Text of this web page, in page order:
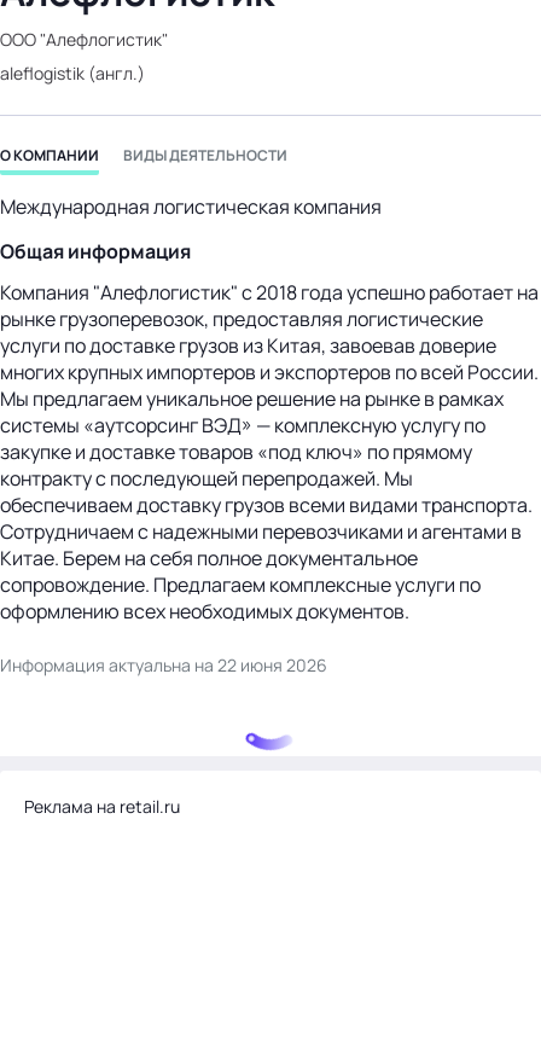
бизнес-центр
ООО "Алефлогистик"
aleflogistik (англ.)
О КОМПАНИИ ВИДЫ ДЕЯТЕЛЬНОСТИ
Международная логистическая компания
Общая информация
Компания "Алефлогистик" с 2018 года успешно работает на
рынке грузоперевозок, предоставляя логистические
услуги по доставке грузов из Китая, завоевав доверие
многих крупных импортеров и экспортеров по всей России.
Мы предлагаем уникальное решение на рынке в рамках
системы «аутсорсинг ВЭД» — комплексную услугу по
закупке и доставке товаров «под ключ» по прямому
контракту с последующей перепродажей. Мы
обеспечиваем доставку грузов всеми видами транспорта.
Сотрудничаем с надежными перевозчиками и агентами в
Китае. Берем на себя полное документальное
сопровождение. Предлагаем комплексные услуги по
оформлению всех необходимых документов.
Информация актуальна на 22 июня 2026
Реклама на retail.ru